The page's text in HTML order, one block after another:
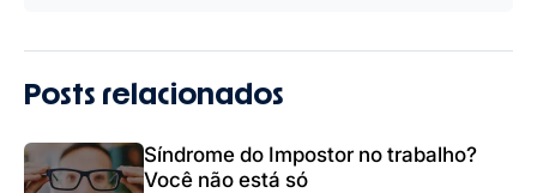
Posts relacionados
Síndrome do Impostor no trabalho?
Você não está só